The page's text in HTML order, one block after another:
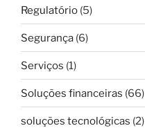
Regulatório (5)
Segurança (6)
Serviços (1)
Soluções financeiras (66)
soluções tecnológicas (2)